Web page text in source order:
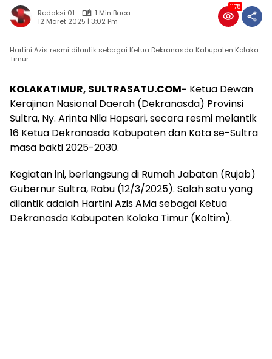
Redaksi 01
1 Min Baca
12 Maret 2025 | 3:02 Pm
1175
Hartini Azis resmi dilantik sebagai Ketua Dekranasda Kabupaten Kolaka
Timur.
KOLAKATIMUR, SULTRASATU.COM- Ketua Dewan
Kerajinan Nasional Daerah (Dekranasda) Provinsi
Sultra, Ny. Arinta Nila Hapsari, secara resmi melantik
16 Ketua Dekranasda Kabupaten dan Kota se-Sultra
masa bakti 2025-2030.
Kegiatan ini, berlangsung di Rumah Jabatan (Rujab)
Gubernur Sultra, Rabu (12/3/2025). Salah satu yang
dilantik adalah Hartini Azis AMa sebagai Ketua
Dekranasda Kabupaten Kolaka Timur (Koltim).